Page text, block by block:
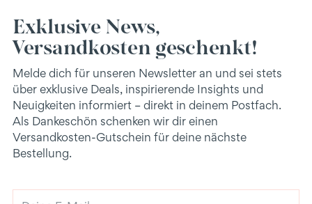
Exklusive News,
Versandkosten geschenkt!
Melde dich für unseren Newsletter an und sei stets
über exklusive Deals, inspirierende Insights und
Neuigkeiten informiert – direkt in deinem Postfach.
Als Dankeschön schenken wir dir einen
Versandkosten-Gutschein für deine nächste
Bestellung.